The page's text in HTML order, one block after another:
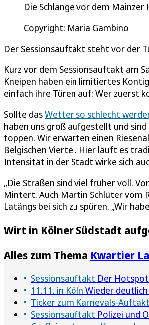
Die Schlange vor dem
Copyright: Maria Gambino
Der Sessionsauftakt steht vor der
Kurz vor dem Sessionsauftakt am
Kneipen haben ein limitiertes
einfach ihre Türen auf: Wer zuerst
Sollte dasWetter so schlecht
haben uns groß aufgestellt und
toppen. Wir erwarten einen
Belgischen Viertel. Hier läuft es
Intensität in der Stadt wirke sich
„Die Straßen sind viel früher voll.
Mintert. Auch Martin Schlüter vom
Latängs bei sich zu spüren. „Wir
Wirt in Kölner Südstadt
Alles zum Thema Kwartier
Sessionsauftakt Der
11.11. in Köln Wieder
Ticker zum Karnevals-Auftakt
Sessionsauftakt Polizei und